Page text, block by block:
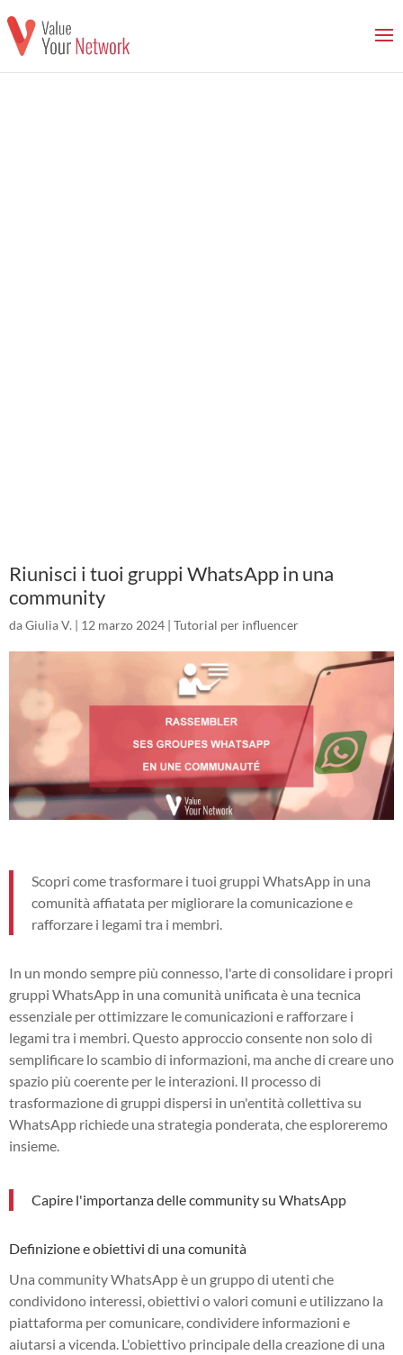
Riunisci i tuoi gruppi WhatsApp in una
community
daGiulia V. | 12 marzo 2024 | Tutorial per influencer
Scopri come trasformare i tuoi gruppi WhatsApp in una
comunità affiatata per migliorare la comunicazione e
rafforzare i legami tra i membri.
In un mondo sempre più connesso, l'arte di consolidare i propri
gruppi WhatsApp in una comunità unificata è una tecnica
essenziale per ottimizzare le comunicazioni e rafforzare i
legami tra i membri. Questo approccio consente non solo di
semplificare lo scambio di informazioni, ma anche di creare uno
spazio più coerente per le interazioni. Il processo di
trasformazione di gruppi dispersi in un'entità collettiva su
WhatsApp richiede una strategia ponderata, che esploreremo
insieme.
Capire l'importanza delle community su WhatsApp
Definizione e obiettivi di una comunità
Una community WhatsApp è un gruppo di utenti che
condividono interessi, obiettivi o valori comuni e utilizzano la
piattaforma per comunicare, condividere informazioni e
aiutarsi a vicenda. L'obiettivo principale della creazione di una